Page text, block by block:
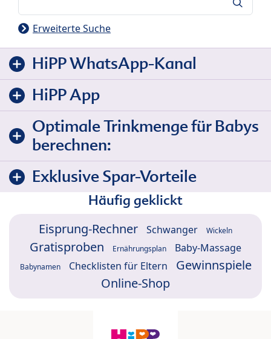
Erweiterte Suche
HiPP WhatsApp-Kanal
HiPP App
Optimale Trinkmenge für Babys
berechnen:
Exklusive Spar-Vorteile
Häufig geklickt
Eisprung-Rechner Schwanger Wickeln
Gratisproben Ernährungsplan Baby-Massage
Babynamen Checklisten für Eltern
Gewinnspiele
Online-Shop